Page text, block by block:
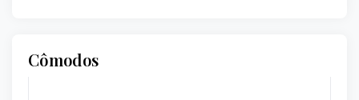
Cômodos